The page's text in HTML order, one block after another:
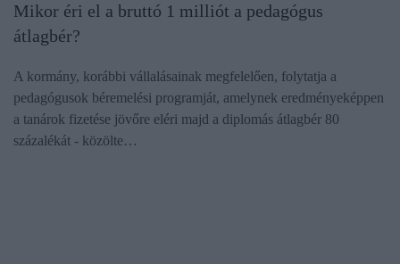
Mikor éri el a bruttó 1 milliót a pedagógus
átlagbér?
A kormány, korábbi vállalásainak megfelelően, folytatja a
pedagógusok béremelési programját, amelynek eredményeképpen
a tanárok fizetése jövőre eléri majd a diplomás átlagbér 80
százalékát - közölte…